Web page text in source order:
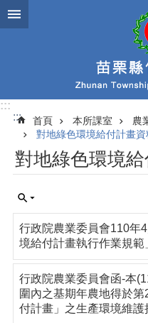
跳到主要內容區塊
:::
:::
首頁 本所課室
農
對地綠色環境給付計畫
對地綠色環境
行政院農業委員會110年
境給付計畫執行作業規
行政院農業委員會函-本
圍內之基期年農地得於
付計畫」之生產環境維護